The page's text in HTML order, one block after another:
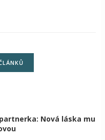
Nová láska mu